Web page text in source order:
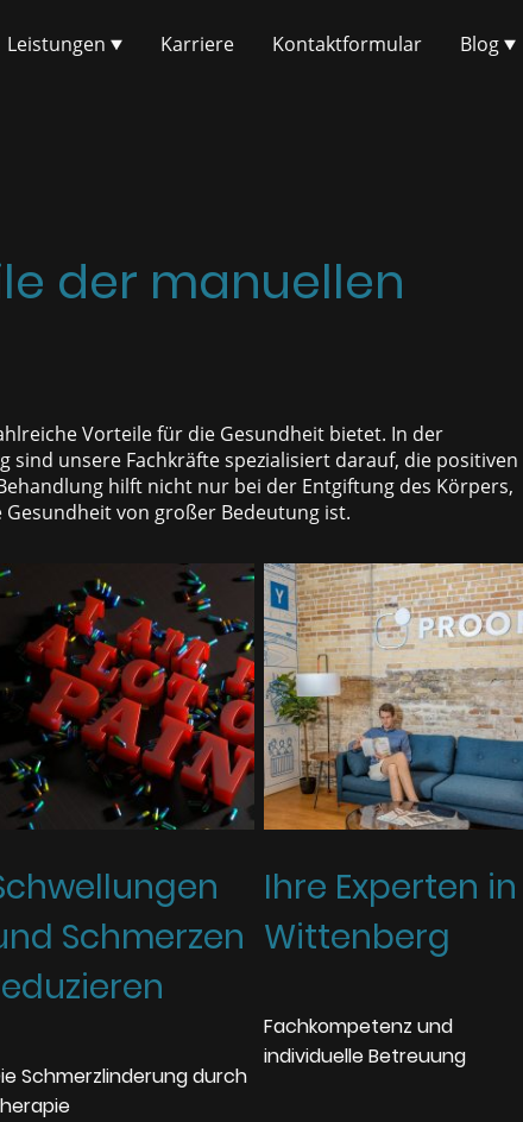
Leistungen Karriere Kontaktformular Blog
der manuellen
Vorteile für die Gesundheit bietet. In der
unsere Fachkräfte spezialisiert darauf, die positiven
hilft nicht nur bei der Entgiftung des Körpers,
von großer Bedeutung ist.
Schmerzen
Schmerzlinderung durch
Ihre Experten in
Wittenberg
Fachkompetenz und
individuelle Betreuung